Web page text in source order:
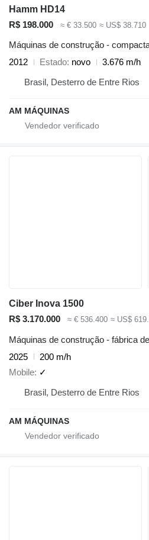
Hamm HD14
R$ 198.000
≈ € 33.500 ≈ US$ 38.710
Máquinas de construção -
2012
Estado novo
3.676 m/h
Brasil, Desterro de Entre Rios
AM MÁQUINAS
Ciber Inova 1500
R$ 3.170.000
≈ € 536.400 ≈ US$
Máquinas de construção - fábrica
2025
200 m/h
Mobile ✓
Brasil, Desterro de Entre Rios
AM MÁQUINAS